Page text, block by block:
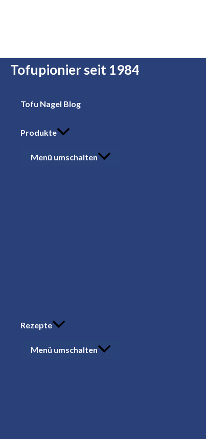
Tofupionier seit 1984
Tofu Nagel Blog
Produkte
Menü umschalten
Rezepte
Menü umschalten